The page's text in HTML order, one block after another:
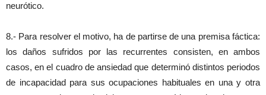
neurótico.
8.- Para resolver el motivo, ha de partirse de una premisa fáctica:
los daños sufridos por las recurrentes consisten, en ambos
casos, en el cuadro de ansiedad que determinó distintos periodos
de incapacidad para sus ocupaciones habituales en una y otra